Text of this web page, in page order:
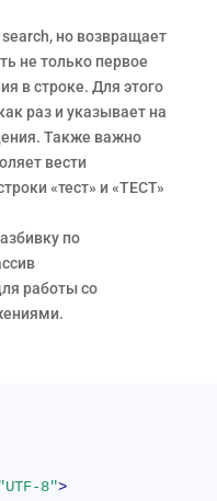
но возвращает
не только первое
в строке. Для этого
раз и указывает на
Также важно
вести
«тест» и «ТЕСТ»
по
работы со
8">